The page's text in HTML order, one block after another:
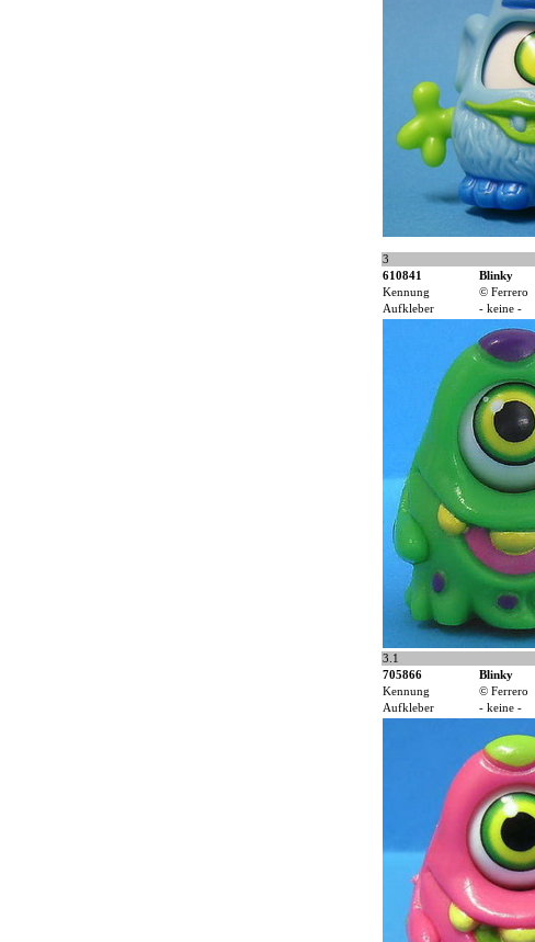
3
610841
Blinky
Kennung
© Ferrero
Aufkleber
- keine -
3.1
705866
Blinky
Kennung
© Ferrero
Aufkleber
- keine -